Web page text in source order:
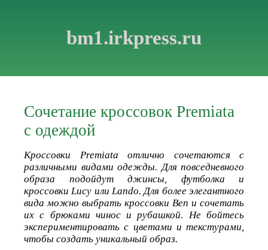
bm1.irkpress.ru
Сочетание кроссовок Premiata
с одеждой
Кроссовки Premiata отлично сочетаются с
различными видами одежды. Для повседневного
образа подойдут джинсы, футболка и
кроссовки Lucy или Lando. Для более элегантного
вида можно выбрать кроссовки Ben и сочетать
их с брюками чинос и рубашкой. Не бойтесь
экспериментировать с цветами и текстурами,
чтобы создать уникальный образ.